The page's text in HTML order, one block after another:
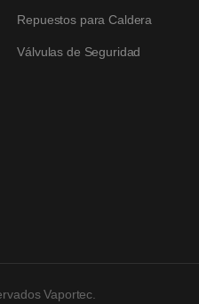
Repuestos para Caldera
Válvulas de Seguridad
Vaportec.